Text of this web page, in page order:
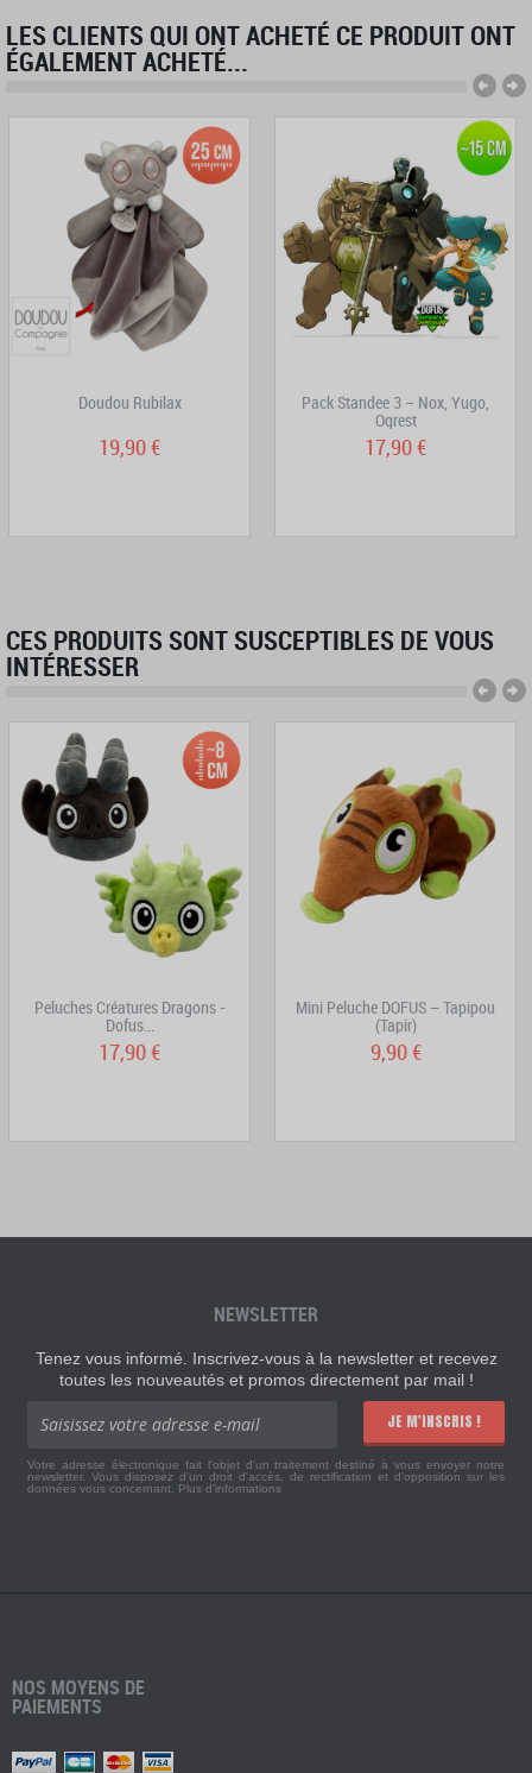
LES CLIENTS QUI ONT ACHETÉ CE PRODUIT ONT
ÉGALEMENT ACHETÉ...
Doudou Rubilax
19,90 €
Pack Standee 3 – Nox, Yugo,
Ogrest
17,90 €
CES PRODUITS SONT SUSCEPTIBLES DE VOUS
INTÉRESSER
Peluches Créatures Dragons -
Dofus...
17,90 €
Mini Peluche DOFUS – Tapipou
(Tapir)
9,90 €
NEWSLETTER
Tenez vous informé. Inscrivez-vous à la newsletter et recevez
toutes les nouveautés et promos directement par mail !
JE M'INSCRIS !
Votre adresse électronique fait l'objet d'un traitement destiné à vous envoyer notre
newsletter. Vous disposez d'un droit d'accès, de rectification et d'opposition sur les
données vous concernant. Plus d'informations
NOS MOYENS DE
PAIEMENTS